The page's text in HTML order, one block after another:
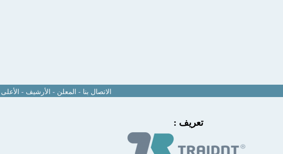
الاتصال بنا - المعلن - الأرشيف - الأعلى
تعريف :